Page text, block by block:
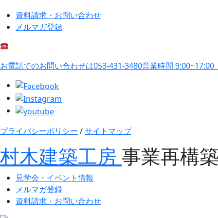
資料請求・お問い合わせ
メルマガ登録
お電話でのお問い合わせは053-431-3480営業時間 9:00~17:00
プライバシーポリシー /サイトマップ
村木建築工房 事業再構築
見学会・イベント情報
メルマガ登録
資料請求・お問い合わせ